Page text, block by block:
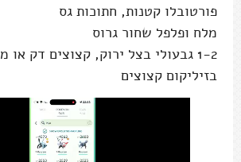
פורטובלו קטנות, חתוכות גס
מלח ופלפל שחור גרוס
1-2 גבעולי בצל ירוק, קצוצים דק או
בזיליקום קצוצים